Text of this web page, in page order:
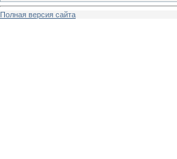
Полная версия сайта